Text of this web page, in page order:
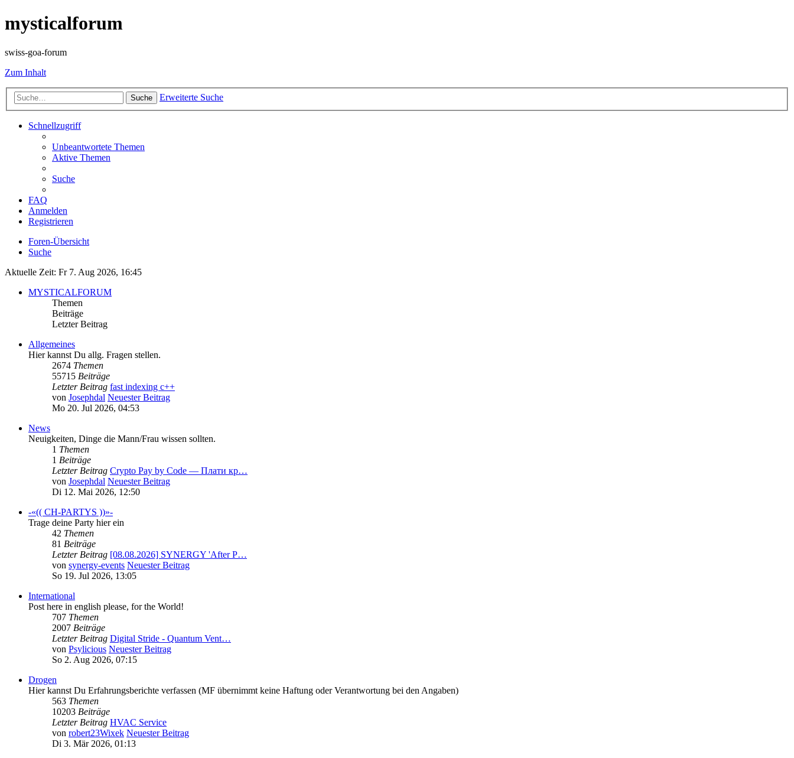
mysticalforum
swiss-goa-forum
Zum Inhalt
Suche Erweiterte Suche
Schnellzugriff
Unbeantwortete Themen
Aktive Themen
Suche
FAQ
Anmelden
Registrieren
Foren-Übersicht
Suche
Aktuelle Zeit: Fr 7. Aug 2026, 16:45
MYSTICALFORUM
Themen
Beiträge
Letzter Beitrag
Allgemeines
Hier kannst Du allg. Fragen stellen.
2674 Themen
55715 Beiträge
Letzter Beitrag fast indexing c++
von Josephdal Neuester Beitrag
Mo 20. Jul 2026, 04:53
News
Neuigkeiten, Dinge die Mann/Frau wissen sollten.
1 Themen
1 Beiträge
Letzter Beitrag Crypto Pay by Code — Плати кр…
von Josephdal Neuester Beitrag
Di 12. Mai 2026, 12:50
-«(( CH-PARTYS ))»-
Trage deine Party hier ein
42 Themen
81 Beiträge
Letzter Beitrag [08.08.2026] SYNERGY 'After P…
von synergy-events Neuester Beitrag
So 19. Jul 2026, 13:05
International
Post here in english please, for the World!
707 Themen
2007 Beiträge
Letzter Beitrag Digital Stride - Quantum Vent…
von Psylicious Neuester Beitrag
So 2. Aug 2026, 07:15
Drogen
Hier kannst Du Erfahrungsberichte verfassen (MF übernimmt keine Haftung oder Verantwortung bei den Angaben)
563 Themen
10203 Beiträge
Letzter Beitrag HVAC Service
von robert23Wixek Neuester Beitrag
Di 3. Mär 2026, 01:13